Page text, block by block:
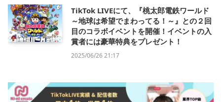
TikTok LIVEにて、『桃太郎電鉄ワールド
～地球は希望でまわってる！～』との２回
目のコラボイベントを開催！イベントの入
賞者には豪華特典をプレゼント！
2025/06/26 21:17